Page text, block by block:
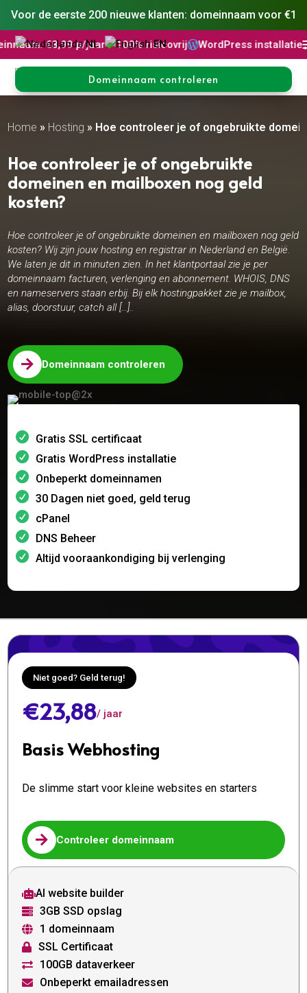
Voor de eerste 200 nieuwe klanten: domeinnaam voor €1
p/jaar100% risicovrijWordPress installatie DNS
NL EN
Domeinnaam controleren
Home » Hosting » Hoe controleer je of ongebruikte
Hoe controleer je of ongebruikte
domeinen en mailboxen nog geld
kosten?
Hoe controleer je of ongebruikte domeinen en mailboxen nog geld
kosten? Wij zijn jouw hosting en registrar in Nederland en België.
We laten je dit in minuten zien. In het klantportaal zie je per
domeinnaam facturen, verlenging en abonnement. WHOIS, DNS
en nameservers staan erbij. Bij elk hostingpakket zie je mailbox,
alias, doorstuur, catch all […]..
 Domeinnaam controleren
Gratis SSL certificaat
Gratis WordPress installatie
Onbeperkt domeinnamen
30 Dagen niet goed, geld terug
cPanel
DNS Beheer
Altijd vooraankondiging bij verlenging
Niet goed? Geld terug!
€23,88/ jaar
Basis Webhosting
De slimme start voor kleine websites en starters
 Controleer domeinnaam
AI website builder
 3GB SSD opslag
 1 domeinnaam
 SSL Certificaat
 100GB dataverkeer
 Onbeperkt emailadressen